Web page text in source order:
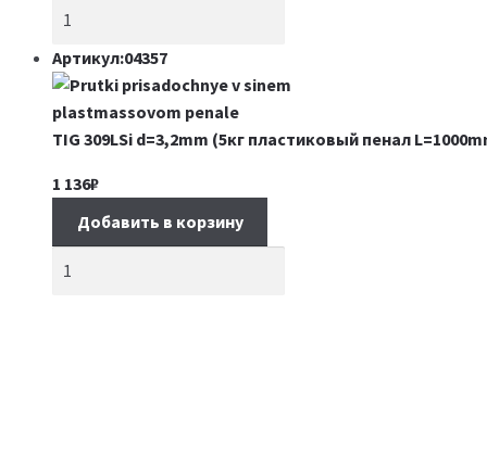
Артикул:04357
TIG 309LSi d=3,2mm (5кг пластиковый пенал
1 136₽
Добавить в корзину